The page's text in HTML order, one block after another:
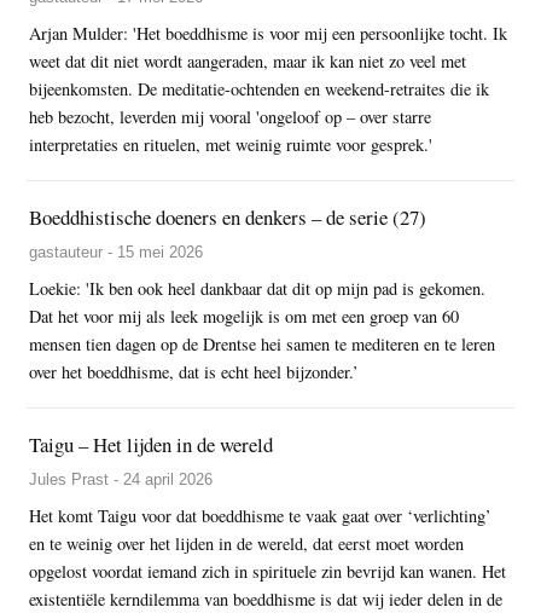
Arjan Mulder: 'Het boeddhisme is voor mij een persoonlijke tocht. Ik
weet dat dit niet wordt aangeraden, maar ik kan niet zo veel met
bijeenkomsten. De meditatie-ochtenden en weekend-retraites die ik
heb bezocht, leverden mij vooral 'ongeloof op – over starre
interpretaties en rituelen, met weinig ruimte voor gesprek.'
Boeddhistische doeners en denkers – de serie (27)
gastauteur - 15 mei 2026
Loekie: 'Ik ben ook heel dankbaar dat dit op mijn pad is gekomen.
Dat het voor mij als leek mogelijk is om met een groep van 60
mensen tien dagen op de Drentse hei samen te mediteren en te leren
over het boeddhisme, dat is echt heel bijzonder.’
Taigu – Het lijden in de wereld
Jules Prast - 24 april 2026
Het komt Taigu voor dat boeddhisme te vaak gaat over ‘verlichting’
en te weinig over het lijden in de wereld, dat eerst moet worden
opgelost voordat iemand zich in spirituele zin bevrijd kan wanen. Het
existentiële kerndilemma van boeddhisme is dat wij ieder delen in de